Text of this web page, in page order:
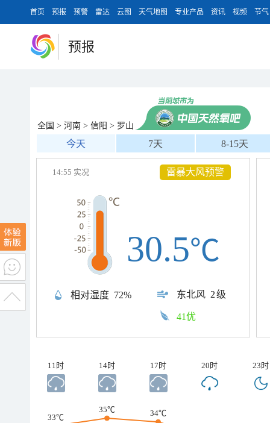
首页 预报 预警 雷达 云图 天气地图 专业产品 资讯 视频 节气
预报
全国 > 河南 > 信阳 > 罗山
今天 7天 8-15天
雷暴大风预警
14:55 实况
相对湿度 72% 东北风 2级
30.5℃
41优
11时 14时 17时 20时 23时
33℃
35℃
34℃